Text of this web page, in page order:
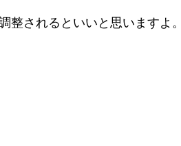
整されるといいと思いますよ。